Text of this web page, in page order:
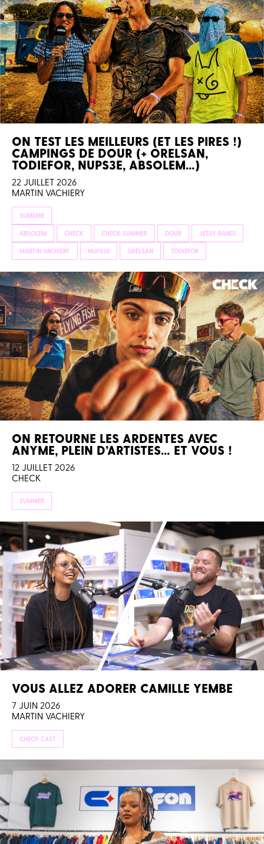
ON TEST LES MEILLEURS (ET LES PIRES !)
CAMPINGS DE DOUR (+ ORELSAN,
TODIEFOR, NUPS3E, ABSOLEM…)
22 JUILLET 2026
MARTIN VACHIERY
SUMMER
ABSOLEM CHECK CHECK SUMMER DOUR JESSY BANDI
MARTIN VACHIERY NUPS3E ORELSAN TODIEFOR
ON RETOURNE LES ARDENTES AVEC
ANYME, PLEIN D’ARTISTES… ET VOUS !
12 JUILLET 2026
CHECK
SUMMER
VOUS ALLEZ ADORER CAMILLE YEMBE
7 JUIN 2026
MARTIN VACHIERY
CHECK CAST